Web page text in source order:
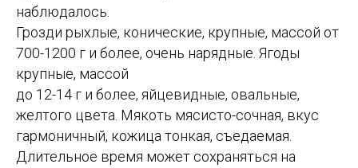
наблюдалось.
Грозди рыхлые, конические, крупные, массой от
700-1200 г и более, очень нарядные. Ягоды
крупные, массой
до 12-14 г и более, яйцевидные, овальные,
желтого цвета. Мякоть мясисто-сочная, вкус
гармоничный, кожица тонкая, съедаемая.
Длительное время может сохраняться на